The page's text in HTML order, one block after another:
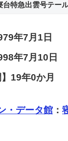
台特急出雲号テー
年7月1日
年7月10日
19年0か月
・データ館 ：